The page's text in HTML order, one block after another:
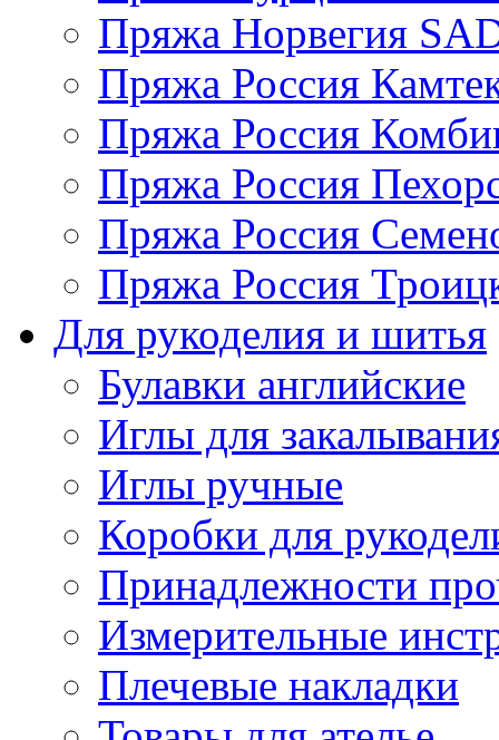
Пряжа Норвегия
Пряжа Россия
Пряжа Россия
Пряжа Россия
Пряжа Россия
Пряжа Россия
Для рукоделия и шитья
Булавки английские
Иглы для
Иглы ручные
Коробки для
Принадлежности
Измерительные
Плечевые накладки